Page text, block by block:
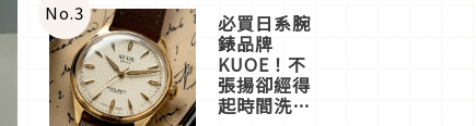
No.3 必買日系腕
錶品牌
KUOE！不
張揚卻經得
起時間洗鍊